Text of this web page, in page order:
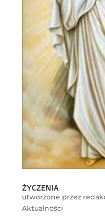
ŻYCZENIA
utworzone przez
Aktualności